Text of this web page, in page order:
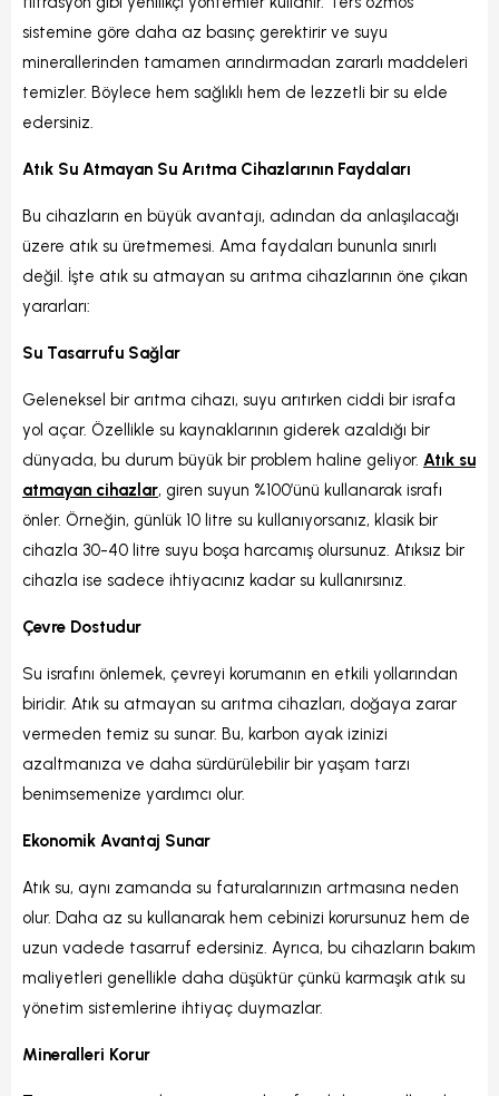
sistemine göre daha az basınç gerektirir ve suyu
minerallerinden tamamen arındırmadan zararlı maddeleri
temizler. Böylece hem sağlıklı hem de lezzetli bir su elde
edersiniz.
Atık Su Atmayan Su Arıtma Cihazlarının Faydaları
Bu cihazların en büyük avantajı, adından da anlaşılacağı
üzere atık su üretmemesi. Ama faydaları bununla sınırlı
değil. İşte atık su atmayan su arıtma cihazlarının öne çıkan
yararları:
Su Tasarrufu Sağlar
Geleneksel bir arıtma cihazı, suyu arıtırken ciddi bir israfa
yol açar. Özellikle su kaynaklarının giderek azaldığı bir
dünyada, bu durum büyük bir problem haline geliyor. Atık su
atmayan cihazlar, giren suyun %100’ünü kullanarak israfı
önler. Örneğin, günlük 10 litre su kullanıyorsanız, klasik bir
cihazla 30-40 litre suyu boşa harcamış olursunuz. Atıksız bir
cihazla ise sadece ihtiyacınız kadar su kullanırsınız.
Çevre Dostudur
Su israfını önlemek, çevreyi korumanın en etkili yollarından
biridir. Atık su atmayan su arıtma cihazları, doğaya zarar
vermeden temiz su sunar. Bu, karbon ayak izinizi
azaltmanıza ve daha sürdürülebilir bir yaşam tarzı
benimsemenize yardımcı olur.
Ekonomik Avantaj Sunar
Atık su, aynı zamanda su faturalarınızın artmasına neden
olur. Daha az su kullanarak hem cebinizi korursunuz hem de
uzun vadede tasarruf edersiniz. Ayrıca, bu cihazların bakım
maliyetleri genellikle daha düşüktür çünkü karmaşık atık su
yönetim sistemlerine ihtiyaç duymazlar.
Mineralleri Korur